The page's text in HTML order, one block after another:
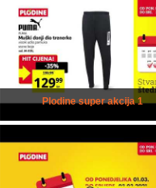
Plodine super akcija 1